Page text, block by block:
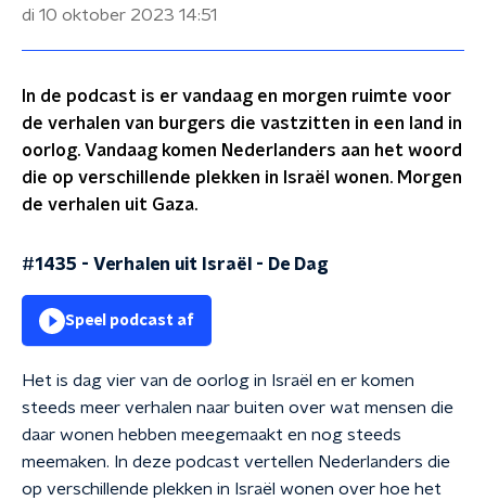
di 10 oktober 2023 14:51
In de podcast is er vandaag en morgen ruimte voor
de verhalen van burgers die vastzitten in een land in
oorlog. Vandaag komen Nederlanders aan het woord
die op verschillende plekken in Israël wonen. Morgen
de verhalen uit Gaza.
#1435 - Verhalen uit Israël - De Dag
Speel podcast af
Het is dag vier van de oorlog in Israël en er komen
steeds meer verhalen naar buiten over wat mensen die
daar wonen hebben meegemaakt en nog steeds
meemaken. In deze podcast vertellen Nederlanders die
op verschillende plekken in Israël wonen over hoe het